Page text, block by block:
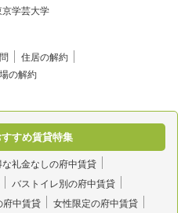
京学芸大学
住居の解約
の解約
すめ賃貸特集
な礼金なしの府中賃貸
バストイレ別の府中賃貸
府中賃貸
女性限定の府中賃貸